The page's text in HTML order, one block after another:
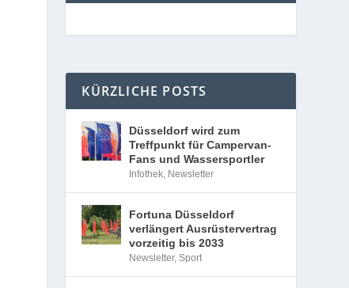
KÜRZLICHE POSTS
Düsseldorf wird zum
Treffpunkt für Campervan-
Fans und Wassersportler
Infothek, Newsletter
Fortuna Düsseldorf
verlängert Ausrüstervertrag
vorzeitig bis 2033
Newsletter,Sport